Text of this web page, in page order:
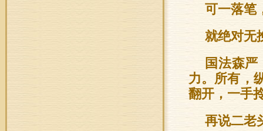
可一落笔
就绝对无
国法森
力。所有，
翻开，一手
再说二老